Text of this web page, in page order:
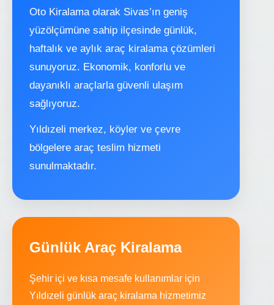
Oto Kiralama olarak Sivas’ın geniş
yüzölçümüne sahip ilçesinde günlük,
haftalık ve aylık araç kiralama çözümleri
sunuyoruz. Ekonomik, konforlu ve
dayanıklı araçlarla güvenli ulaşım
sağlıyoruz.
Yıldızeli merkez, köyler ve çevre
bölgelere araç teslim hizmeti
sunulmaktadır.
Günlük Araç Kiralama
Şehir içi ve kısa mesafe kullanımlar için
Yıldızeli günlük araç kiralama hizmetimiz